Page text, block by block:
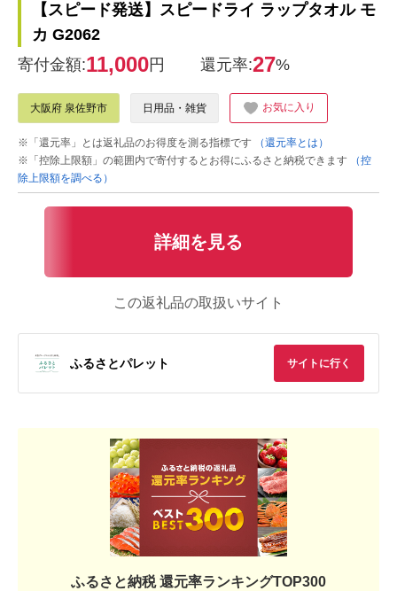
【スピード発送】スピードライ ラップタオル モ
カ G2062
寄付金額:11,000円 還元率:27%
大阪府 泉佐野市 日用品・雑貨 お気に入り
※「還元率」とは返礼品のお得度を測る指標です
（還元率とは）
※「控除上限額」の範囲内で寄付するとお得にふるさと納税できます
（控
除上限額を調べる）
詳細を見る
この返礼品の取扱いサイト
ふるさとパレット サイトに行く
ふるさと納税 還元率ランキングTOP300